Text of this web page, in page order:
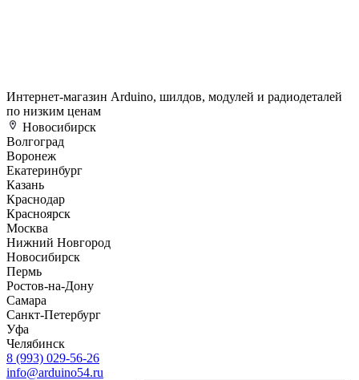
Интернет-магазин Arduino, шилдов, модулей и радиодеталей
по низким ценам
Новосибирск
Волгоград
Воронеж
Екатеринбург
Казань
Краснодар
Красноярск
Москва
Нижний Новгород
Новосибирск
Пермь
Ростов-на-Дону
Самара
Санкт-Петербург
Уфа
Челябинск
8 (993) 029-56-26
info@arduino54.ru